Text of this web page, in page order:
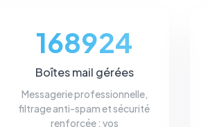
168924
Boîtes mail gérées
Messagerie professionnelle,
filtrage anti-spam et sécurité
renforcée : vos